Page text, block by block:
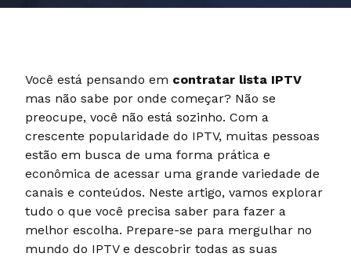
Você está pensando em contratar lista IPTV
mas não sabe por onde começar? Não se
preocupe, você não está sozinho. Com a
crescente popularidade do IPTV, muitas pessoas
estão em busca de uma forma prática e
econômica de acessar uma grande variedade de
canais e conteúdos. Neste artigo, vamos explorar
tudo o que você precisa saber para fazer a
melhor escolha. Prepare-se para mergulhar no
mundo do IPTV e descobrir todas as suas